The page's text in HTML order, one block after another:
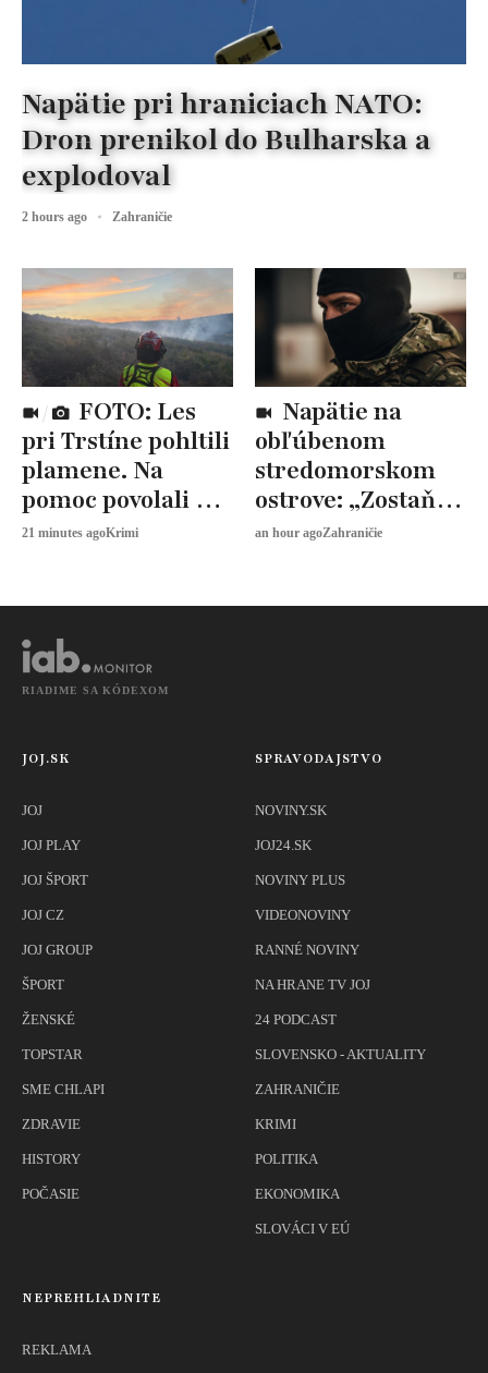
pri Trstíne pohltili
plamene. Na
pomoc povolali aj
vrtuľník
21 minutes agoKrimi
obľúbenom
stredomorskom
ostrove: „Zostaňte
doma,“ vyhrážajú
an hour agoZahraničie
Napätie pri hraniciach NATO:
Dron prenikol do Bulharska a
explodoval
2 hours ago Zahraničie
RIADIME SA KÓDEXOM
JOJ.SK
JOJ
JOJ PLAY
JOJ ŠPORT
JOJ CZ
JOJ GROUP
ŠPORT
ŽENSKÉ
TOPSTAR
SME CHLAPI
ZDRAVIE
HISTORY
POČASIE
SPRAVODAJSTVO
NOVINY.SK
JOJ24.SK
NOVINY PLUS
VIDEONOVINY
RANNÉ NOVINY
NA HRANE TV JOJ
24 PODCAST
SLOVENSKO - AKTUALITY
ZAHRANIČIE
KRIMI
POLITIKA
EKONOMIKA
SLOVÁCI V EÚ
NEPREHLIADNITE
REKLAMA